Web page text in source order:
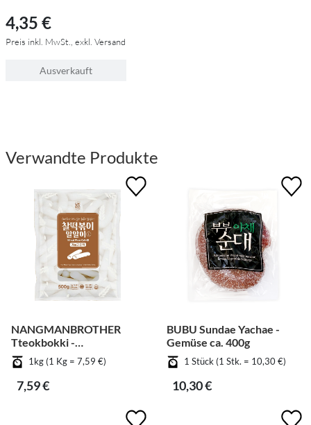
4,35 €
Preis inkl. MwSt., exkl. Versand
Ausverkauft
Verwandte Produkte
NANGMANBROTHER
Tteokbokki -
Weizenkuchen
1kg (1 Kg = 7,59 €)
7,59 €
BUBU Sundae Yachae -
Gemüse ca. 400g
1 Stück (1 Stk. = 10,30 €)
10,30 €